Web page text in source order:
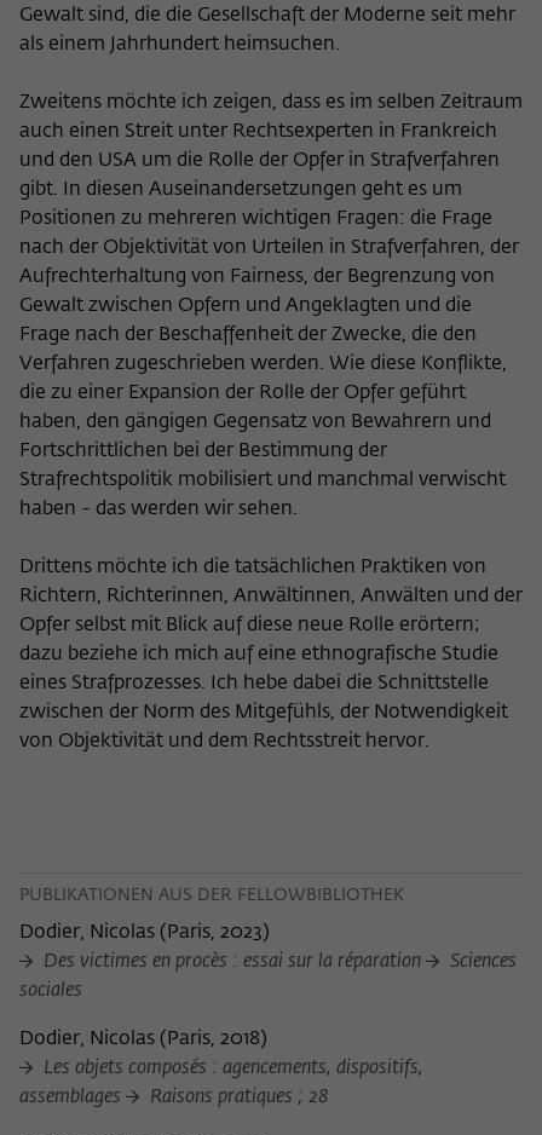
Gewalt sind, die die Gesellschaft der Moderne seit mehr
als einem Jahrhundert heimsuchen.
Zweitens möchte ich zeigen, dass es im selben Zeitraum
auch einen Streit unter Rechtsexperten in Frankreich
und den USA um die Rolle der Opfer in Strafverfahren
gibt. In diesen Auseinandersetzungen geht es um
Positionen zu mehreren wichtigen Fragen: die Frage
nach der Objektivität von Urteilen in Strafverfahren, der
Aufrechterhaltung von Fairness, der Begrenzung von
Gewalt zwischen Opfern und Angeklagten und die
Frage nach der Beschaffenheit der Zwecke, die den
Verfahren zugeschrieben werden. Wie diese Konflikte,
die zu einer Expansion der Rolle der Opfer geführt
haben, den gängigen Gegensatz von Bewahrern und
Fortschrittlichen bei der Bestimmung der
Strafrechtspolitik mobilisiert und manchmal verwischt
haben - das werden wir sehen.
Drittens möchte ich die tatsächlichen Praktiken von
Richtern, Richterinnen, Anwältinnen, Anwälten und der
Opfer selbst mit Blick auf diese neue Rolle erörtern;
dazu beziehe ich mich auf eine ethnografische Studie
eines Strafprozesses. Ich hebe dabei die Schnittstelle
zwischen der Norm des Mitgefühls, der Notwendigkeit
von Objektivität und dem Rechtsstreit hervor.
PUBLIKATIONEN AUS DER FELLOWBIBLIOTHEK
Dodier, Nicolas ( Paris, 2023)
Des victimes en procès : essai sur la réparation
Sciences
sociales
Dodier, Nicolas ( Paris, 2018)
Les objets composés : agencements, dispositifs,
assemblages
Raisons pratiques ; 28